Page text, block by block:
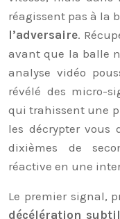
réagissent pas à la
l’adversaire.
avant que la balle
analyse vidéo
révélé des micro-
qui trahissent une
les décrypter vous
dixièmes de
réactive en une
Le premier signal,
décélération